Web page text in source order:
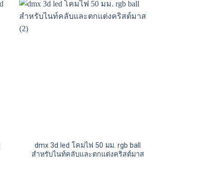
dmx 3d led โคมไฟ 50 มม. rgb ball
สำหรับไนท์คลับและตกแต่งคริสต์มาส